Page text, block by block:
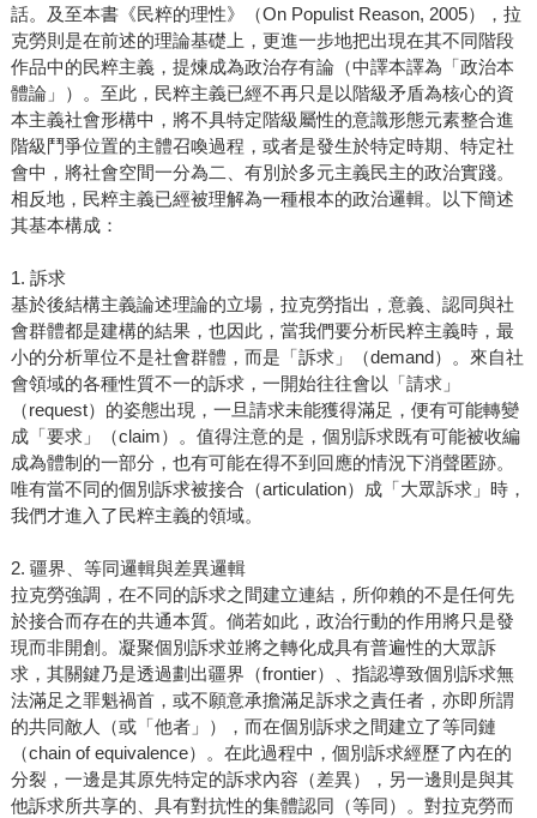
話。及至本書《民粹的理性》（On Populist Reason, 2005），拉
克勞則是在前述的理論基礎上，更進一步地把出現在其不同階段
作品中的民粹主義，提煉成為政治存有論（中譯本譯為「政治本
體論」）。至此，民粹主義已經不再只是以階級矛盾為核心的資
本主義社會形構中，將不具特定階級屬性的意識形態元素整合進
階級鬥爭位置的主體召喚過程，或者是發生於特定時期、特定社
會中，將社會空間一分為二、有別於多元主義民主的政治實踐。
相反地，民粹主義已經被理解為一種根本的政治邏輯。以下簡述
其基本構成：
1. 訴求
基於後結構主義論述理論的立場，拉克勞指出，意義、認同與社
會群體都是建構的結果，也因此，當我們要分析民粹主義時，最
小的分析單位不是社會群體，而是「訴求」（demand）。來自社
會領域的各種性質不一的訴求，一開始往往會以「請求」
（request）的姿態出現，一旦請求未能獲得滿足，便有可能轉變
成「要求」（claim）。值得注意的是，個別訴求既有可能被收編
成為體制的一部分，也有可能在得不到回應的情況下消聲匿跡。
唯有當不同的個別訴求被接合（articulation）成「大眾訴求」時，
我們才進入了民粹主義的領域。
2. 疆界、等同邏輯與差異邏輯
拉克勞強調，在不同的訴求之間建立連結，所仰賴的不是任何先
於接合而存在的共通本質。倘若如此，政治行動的作用將只是發
現而非開創。凝聚個別訴求並將之轉化成具有普遍性的大眾訴
求，其關鍵乃是透過劃出疆界（frontier）、指認導致個別訴求無
法滿足之罪魁禍首，或不願意承擔滿足訴求之責任者，亦即所謂
的共同敵人（或「他者」），而在個別訴求之間建立了等同鏈
（chain of equivalence）。在此過程中，個別訴求經歷了內在的
分裂，一邊是其原先特定的訴求內容（差異），另一邊則是與其
他訴求所共享的、具有對抗性的集體認同（等同）。對拉克勞而